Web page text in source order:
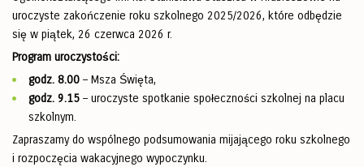
uroczyste zakończenie roku szkolnego 2025/2026, które odbędzie
się w piątek, 26 czerwca 2026 r.
Program uroczystości:
godz. 8.00 – Msza Święta,
godz. 9.15 – uroczyste spotkanie społeczności szkolnej na placu
szkolnym.
Zapraszamy do wspólnego podsumowania mijającego roku szkolnego
i rozpoczęcia wakacyjnego wypoczynku.